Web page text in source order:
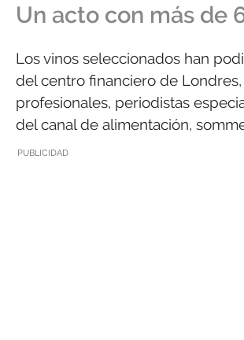
Un acto con más de
Los vinos seleccionados han
del centro financiero de
profesionales, periodistas
del canal de alimentación,
PUBLICIDAD